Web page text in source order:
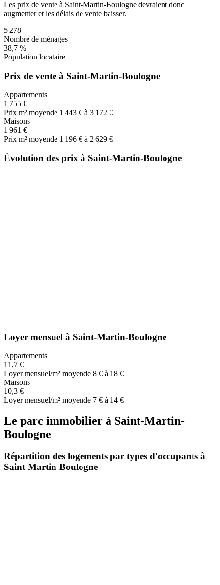
Les prix de vente à Saint-Martin-Boulogne devraient donc
augmenteret les délais de vente baisser.
5 278
Nombre de ménages
38,7 %
Population locataire
Prix de vente à Saint-Martin-Boulogne
Appartements
1 755 €
Prix m² moyende 1 443 € à 3 172 €
Maisons
1 961 €
Prix m² moyende 1 196 € à 2 629 €
Évolution des prix à Saint-Martin-Boulogne
Loyer mensuel à Saint-Martin-Boulogne
Appartements
11,7 €
Loyer mensuel/m² moyende 8 € à 18 €
Maisons
10,3 €
Loyer mensuel/m² moyende 7 € à 14 €
Le parc immobilier à Saint-Martin-
Boulogne
Répartition des logements par types d'occupants à
Saint-Martin-Boulogne